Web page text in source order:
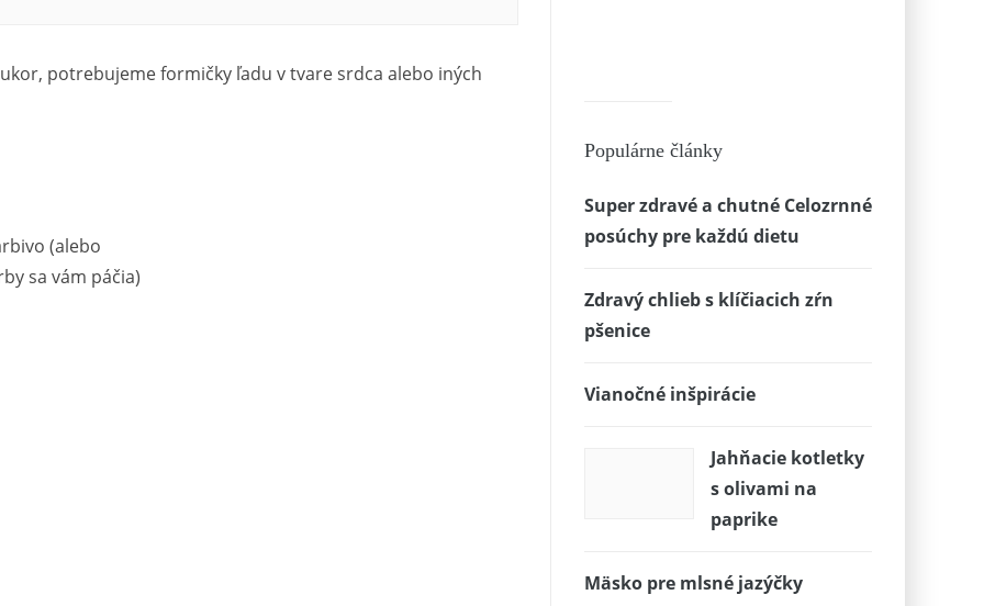
potrebujeme formičky ľadu v tvare srdca alebo iných
(alebo
sa vám páčia)
Populárne články
Super zdravé a chutné Celozrnné
posúchy pre každú dietu
Zdravý chlieb s klíčiacich zŕn
pšenice
Vianočné inšpirácie
Jahňacie kotletky
s olivami na
paprike
Mäsko pre mlsné jazýčky